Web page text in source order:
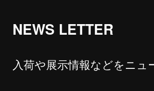
NEWS LETTER
入荷や展示情報などをニ